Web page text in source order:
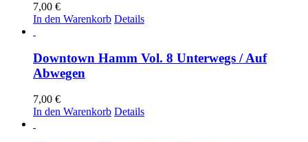
7,00 €
In den Warenkorb Details
Downtown Hamm Vol. 8 Unterwegs / Auf
Abwegen
7,00 €
In den Warenkorb Details